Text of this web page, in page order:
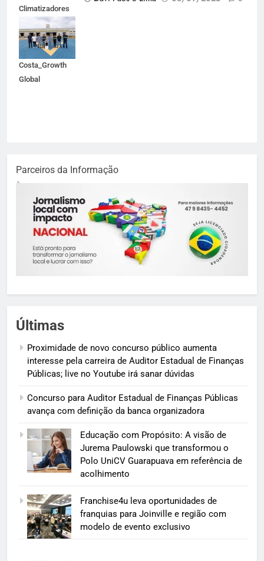
Climatizadores
participa da
Febrava.
Crédito_ Felipe
Costa_Growth
Global
Parceiros da Informação
Últimas
Proximidade de novo concurso público aumenta
interesse pela carreira de Auditor Estadual de Finanças
Públicas; live no Youtube irá sanar dúvidas
Concurso para Auditor Estadual de Finanças Públicas
avança com definição da banca organizadora
Educação com Propósito: A visão de
Jurema Paulowski que transformou o
Polo UniCV Guarapuava em referência de
acolhimento
Franchise4u leva oportunidades de
franquias para Joinville e região com
modelo de evento exclusivo